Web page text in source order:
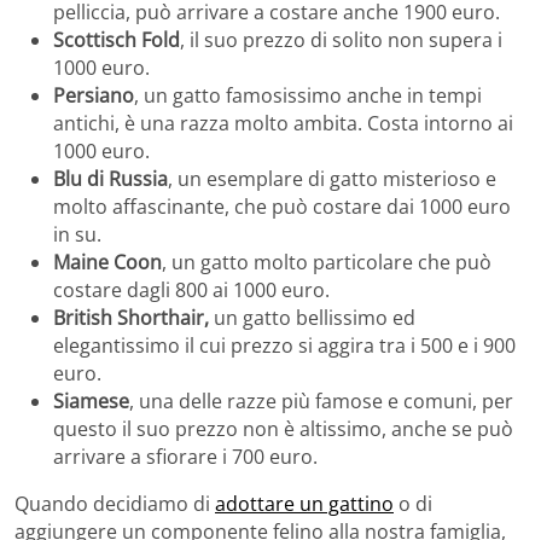
pelliccia, può arrivare a costare anche 1900 euro.
Scottisch Fold, il suo prezzo di solito non supera i
1000 euro.
Persiano, un gatto famosissimo anche in tempi
antichi, è una razza molto ambita. Costa intorno ai
1000 euro.
Blu di Russia, un esemplare di gatto misterioso e
molto affascinante, che può costare dai 1000 euro
in su.
Maine Coon, un gatto molto particolare che può
costare dagli 800 ai 1000 euro.
British Shorthair, un gatto bellissimo ed
elegantissimo il cui prezzo si aggira tra i 500 e i 900
euro.
Siamese, una delle razze più famose e comuni, per
questo il suo prezzo non è altissimo, anche se può
arrivare a sfiorare i 700 euro.
Quando decidiamo di adottare un gattino o di
aggiungere un componente felino alla nostra famiglia,